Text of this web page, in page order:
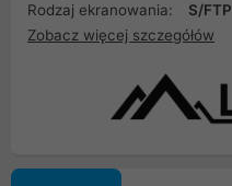
Rodzaj ekranowania:
S/FTP
Zobacz więcej szczegółów